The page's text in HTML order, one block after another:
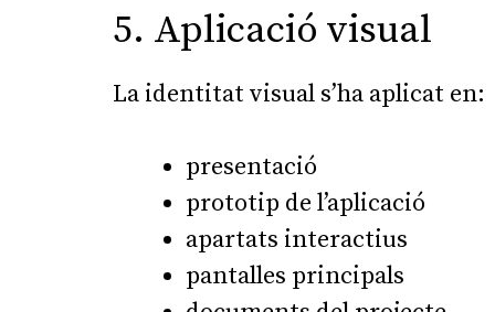
5. Aplicació visual
La identitat visual s’ha aplicat en:
presentació
prototip de l’aplicació
apartats interactius
pantalles principals